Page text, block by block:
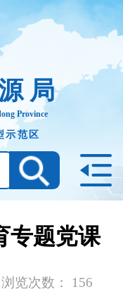
局
Province
示范区
专题党课
浏览次数： 156